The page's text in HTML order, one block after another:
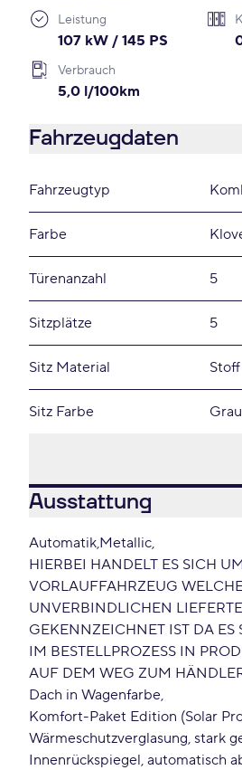
Leistung
107 kW / 145 PS
Verbrauch
5,0 l/100km
Fahrzeugdaten
Fahrzeugtyp
Farbe
Türenanzahl 5
Sitzplätze 5
Sitz Material
Sitz Farbe Grau
Ausstattung
Automatik Metallic
HIERBEI HANDELT ES SICH
VORLAUFFAHRZEUG
UNVERBINDLICHEN
GEKENNZEICHNET IST DA ES
IM BESTELLPROZESS IN
AUF DEM WEG ZUM
Dach in Wagenfarbe
Komfort-Paket Edition (Solar
Wärmeschutzverglasung, stark
Innenrückspiegel, automatisch